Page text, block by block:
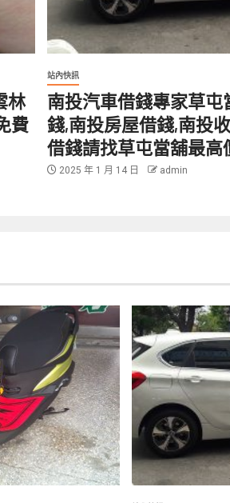
林
費
站內快訊
南投汽車借錢專家草屯
錢,南投房屋借錢,南投
借錢請找草屯當舖最高
2025 年 1 月 14 日 admin